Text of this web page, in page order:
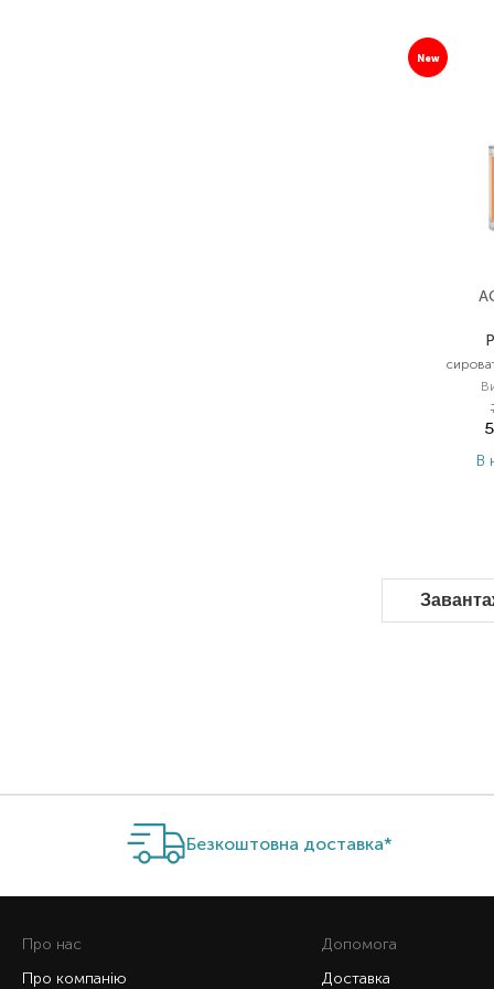
New
В
Безкоштовна доставка*
Про нас
Про компанію
Допомога
Доставка